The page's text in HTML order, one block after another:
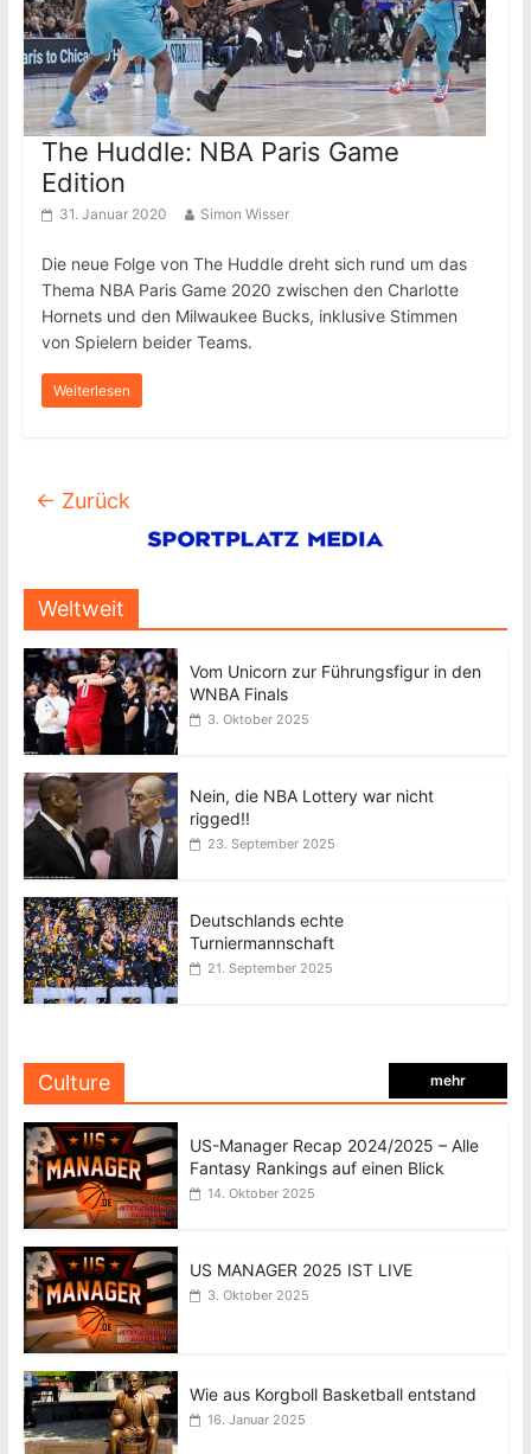
The Huddle: NBA Paris Game
Edition
31. Januar 2020 Simon Wisser
Die neue Folge von The Huddle dreht sich rund um das
Thema NBA Paris Game 2020 zwischen den Charlotte
Hornets und den Milwaukee Bucks, inklusive Stimmen
von Spielern beider Teams.
Weiterlesen
← Zurück
Weltweit
Vom Unicorn zur Führungsfigur in den
WNBA Finals
3. Oktober 2025
Nein, die NBA Lottery war nicht
rigged!!
23. September 2025
Deutschlands echte
Turniermannschaft
21. September 2025
Culture mehr
US-Manager Recap 2024/2025 – Alle
Fantasy Rankings auf einen Blick
14. Oktober 2025
US MANAGER 2025 IST LIVE
3. Oktober 2025
Wie aus Korgboll Basketball entstand
16. Januar 2025